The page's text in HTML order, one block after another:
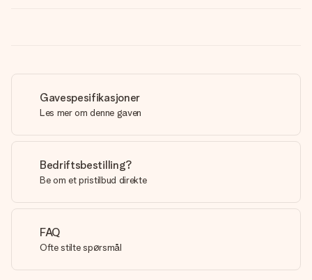
Gavespesifikasjoner
Les mer om denne gaven
Bedriftsbestilling?
Be om et pristilbud direkte
FAQ
Ofte stilte spørsmål